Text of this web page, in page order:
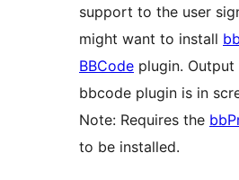
support to the user
might want to install
BBCode plugin. Output
bbcode plugin is in
Note: Requires the
to be installed.